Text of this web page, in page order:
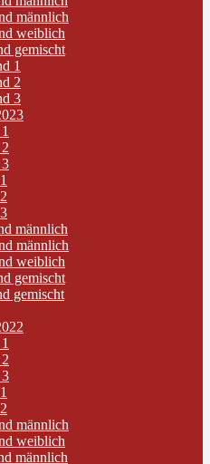
männlich
weiblich
gemischt
1
2
3
männlich
männlich
weiblich
gemischt
gemischt
männlich
weiblich
männlich